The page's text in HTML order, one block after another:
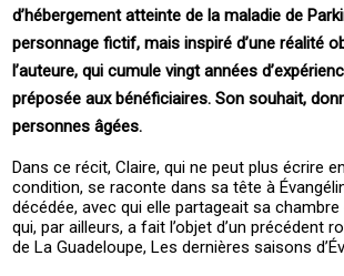
d’hébergement atteinte de la maladie de
personnage fictif, mais inspiré d’une réalité
l’auteure, qui cumule vingt années
préposée aux bénéficiaires. Son souhait,
personnes âgées.
Dans ce récit, Claire, qui ne peut plus écrire
condition, se raconte dans sa tête à
décédée, avec qui elle partageait sa chambre
qui, par ailleurs, a fait l’objet d’un précédent
de La Guadeloupe, Les dernières saisons